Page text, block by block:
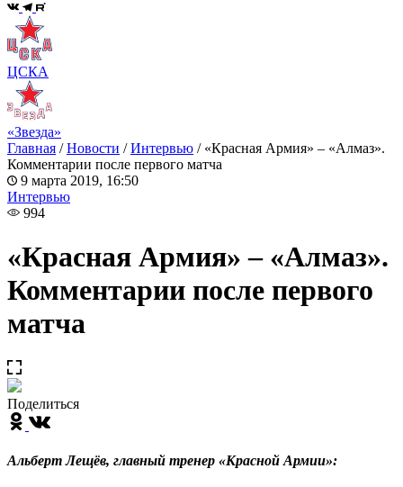
ЦСКА
«Звезда»
Главная /Новости /Интервью / «Красная Армия» – «Алмаз».
Комментарии после первого матча
9 марта 2019, 16:50
Интервью
994
«Красная Армия» – «Алмаз».
Комментарии после первого
матча
Поделиться
Альберт Лещёв, главный тренер «Красной Армии»: